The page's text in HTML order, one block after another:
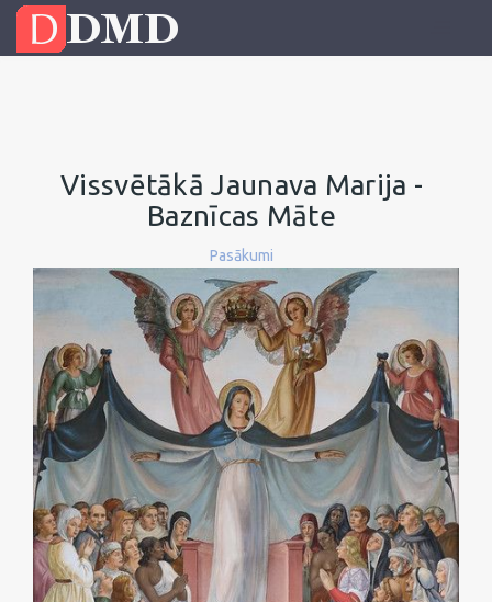
Vissvētākā Jaunava Marija -
Baznīcas Māte
Pasākumi